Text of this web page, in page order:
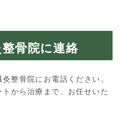
骨院に連絡
整骨院にお電話ください。
から治療まで、お任せいた